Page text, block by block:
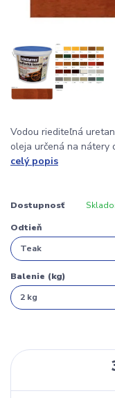
Vodou riediteľná
oleja určená na nátery
celý popis
Dostupnosť
Odtieň
Balenie (kg)